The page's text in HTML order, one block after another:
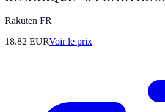
Rakuten FR
18.82 EURVoir le prix